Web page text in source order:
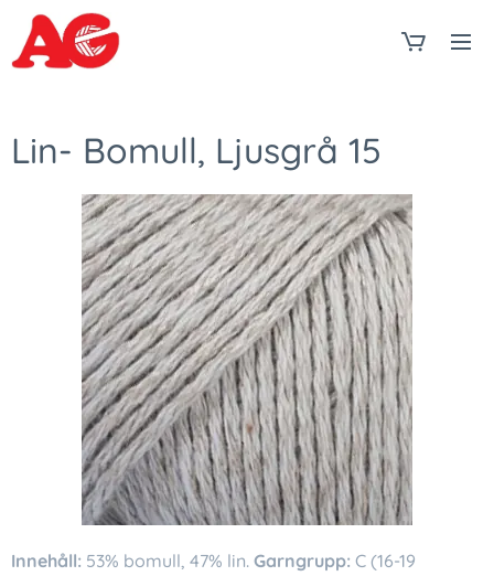
Lin- Bomull, Ljusgrå 15
Innehåll: 53% bomull, 47% lin. Garngrupp: C (16-19